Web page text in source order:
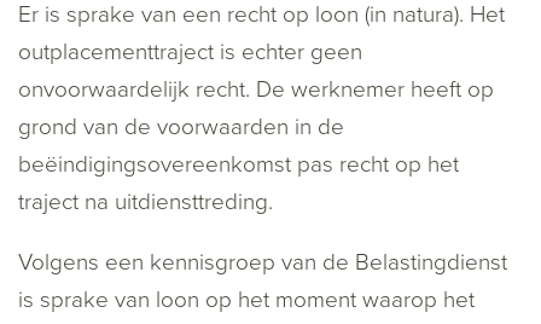
Er is sprake van een recht op loon (in natura). Het
outplacementtraject is echter geen
onvoorwaardelijk recht. De werknemer heeft op
grond van de voorwaarden in de
beëindigingsovereenkomst pas recht op het
traject na uitdiensttreding.
Volgens een kennisgroep van de Belastingdienst
is sprake van loon op het moment waarop het